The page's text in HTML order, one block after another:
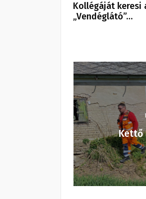
Kollégáját keresi
„Vendéglátó”…
Kettő